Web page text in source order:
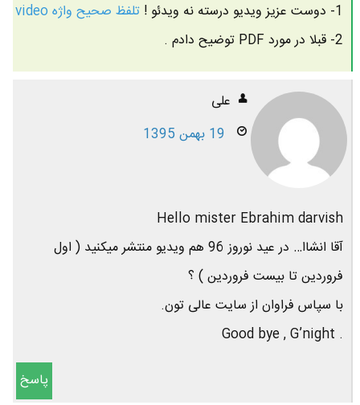
1- دوست عزیز ویدیو درسته نه ویدئو !
تلفظ صحیح واژه video
2- قبلا در مورد PDF توضیح دادم .
علی
19 بهمن 1395
Hello mister Ebrahim darvish
آقا انشاا… در عید نوروز 96 هم ویدیو منتشر میکنید ( اول
فروردین تا بیست فروردین ) ؟
با سپاس فراوان از سایت عالی تون.
. Good bye , G’night
پاسخ